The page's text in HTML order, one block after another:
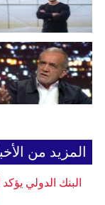
المزيد من
البنك الدولي